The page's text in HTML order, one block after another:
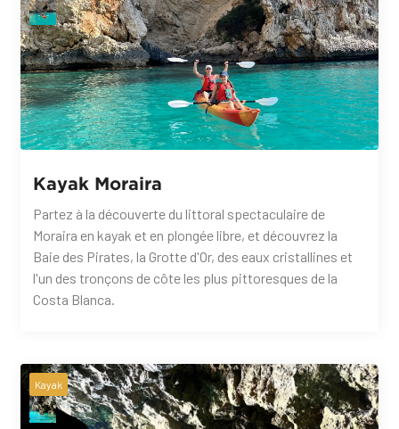
Kayak Moraira
Partez à la découverte du littoral spectaculaire de
Moraira en kayak et en plongée libre, et découvrez la
Baie des Pirates, la Grotte d'Or, des eaux cristallines et
l'un des tronçons de côte les plus pittoresques de la
Costa Blanca.
Kayak